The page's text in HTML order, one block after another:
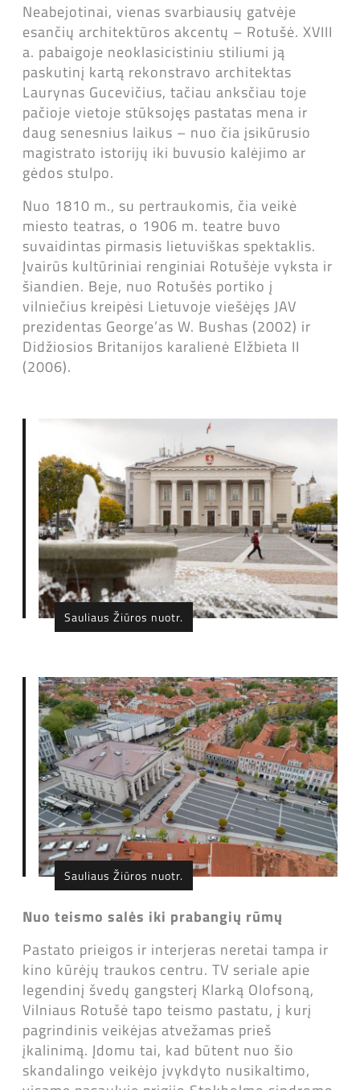
Neabejotinai, vienas svarbiausių gatvėje
esančių architektūros akcentų – Rotušė. XVIII
a. pabaigoje neoklasicistiniu stiliumi ją
paskutinį kartą rekonstravo architektas
Laurynas Gucevičius, tačiau anksčiau toje
pačioje vietoje stūksojęs pastatas mena ir
daug senesnius laikus – nuo čia įsikūrusio
magistrato istorijų iki buvusio kalėjimo ar
gėdos stulpo.
Nuo 1810 m., su pertraukomis, čia veikė
miesto teatras, o 1906 m. teatre buvo
suvaidintas pirmasis lietuviškas spektaklis.
Įvairūs kultūriniai renginiai Rotušėje vyksta ir
šiandien. Beje, nuo Rotušės portiko į
vilniečius kreipėsi Lietuvoje viešėjęs JAV
prezidentas George’as W. Bushas (2002) ir
Didžiosios Britanijos karalienė Elžbieta II
(2006).
Sauliaus Žiūros nuotr.
Sauliaus Žiūros nuotr.
Nuo teismo salės iki prabangių rūmų
Pastato prieigos ir interjeras neretai tampa ir
kino kūrėjų traukos centru. TV seriale apie
legendinį švedų gangsterį Klarką Olofsoną,
Vilniaus Rotušė tapo teismo pastatu, į kurį
pagrindinis veikėjas atvežamas prieš
įkalinimą. Įdomu tai, kad būtent nuo šio
skandalingo veikėjo įvykdyto nusikaltimo,